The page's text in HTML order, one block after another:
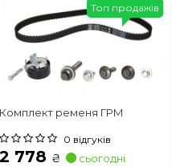
Комплект ременя ГРМ
0 відгуків
2 778 ₴ сьогодні
Топ продажів